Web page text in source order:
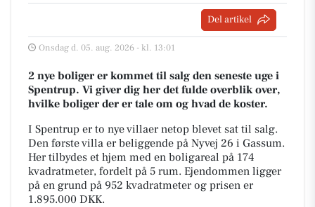
Del artikel
Onsdag d. 05. aug. 2026 - kl. 13:01
2 nye boliger er kommet til salg den seneste uge i
Spentrup. Vi giver dig her det fulde overblik over,
hvilke boliger der er tale om og hvad de koster.
I Spentrup er to nye villaer netop blevet sat til salg.
Den første villa er beliggende på Nyvej 26 i Gassum.
Her tilbydes et hjem med en boligareal på 174
kvadratmeter, fordelt på 5 rum. Ejendommen ligger
på en grund på 952 kvadratmeter og prisen er
1.895.000 DKK.